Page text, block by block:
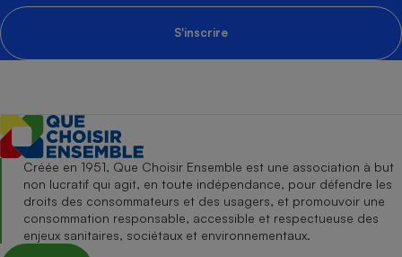
S'inscrire
Créée en 1951, Que Choisir Ensemble est une association à but
non lucratif qui agit, en toute indépendance, pour défendre les
droits des consommateurs et des usagers, et promouvoir une
consommation responsable, accessible et respectueuse des
enjeux sanitaires, sociétaux et environnementaux.